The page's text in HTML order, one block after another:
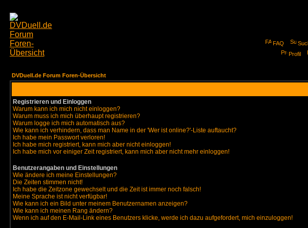
FAQ
Profil
DVDuell.de Forum Foren-Übersicht
Registrieren und Einloggen
Warum kann ich mich nicht einloggen?
Warum muss ich mich überhaupt registrieren?
Warum logge ich mich automatisch aus?
Wie kann ich verhindern, dass man Name in der 'Wer ist online?'-Liste auftaucht?
Ich habe mein Passwort verloren!
Ich habe mich registriert, kann mich aber nicht einloggen!
Ich habe mich vor einiger Zeit registriert, kann mich aber nicht mehr einloggen!
Benutzerangaben und Einstellungen
Wie ändere ich meine Einstellungen?
Die Zeiten stimmen nicht!
Ich habe die Zeitzone gewechselt und die Zeit ist immer noch falsch!
Meine Sprache ist nicht verfügbar!
Wie kann ich ein Bild unter meinem Benutzernamen anzeigen?
Wie kann ich meinen Rang ändern?
Wenn ich auf den E-Mail-Link eines Benutzers klicke, werde ich dazu aufgefordert, mich einzuloggen!